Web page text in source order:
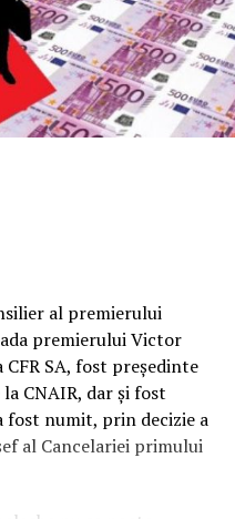
al premierului
premierului Victor
SA, fost preşedinte
CNAIR, dar şi fost
fost numit, prin decizie a
al Cancelariei primului